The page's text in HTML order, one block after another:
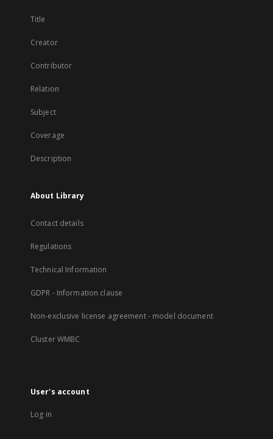
Title
Creator
Contributor
Relation
Subject
Coverage
Description
About Library
Contact details
Regulations
Technical Information
GDPR - Information clause
Non-exclusive license agreement - model document
Cluster WMBC
User's account
Log in